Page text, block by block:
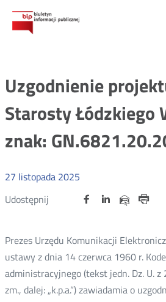
Uzgodnienie
Starosty Łódzkiego
znak:
27 listopada 2025
Udostępnij
Udostępnij
Otwórz Udostępnij
na
OtwórzUdostępnij
na
Otwórz
przez
Prezes Urzędu Komunikacji
ustawy z dnia 14 czerwca 1960 r.
administracyjnego (tekst jedn. Dz. U.
zm., dalej: „k.p.a.”) zawiadamia o